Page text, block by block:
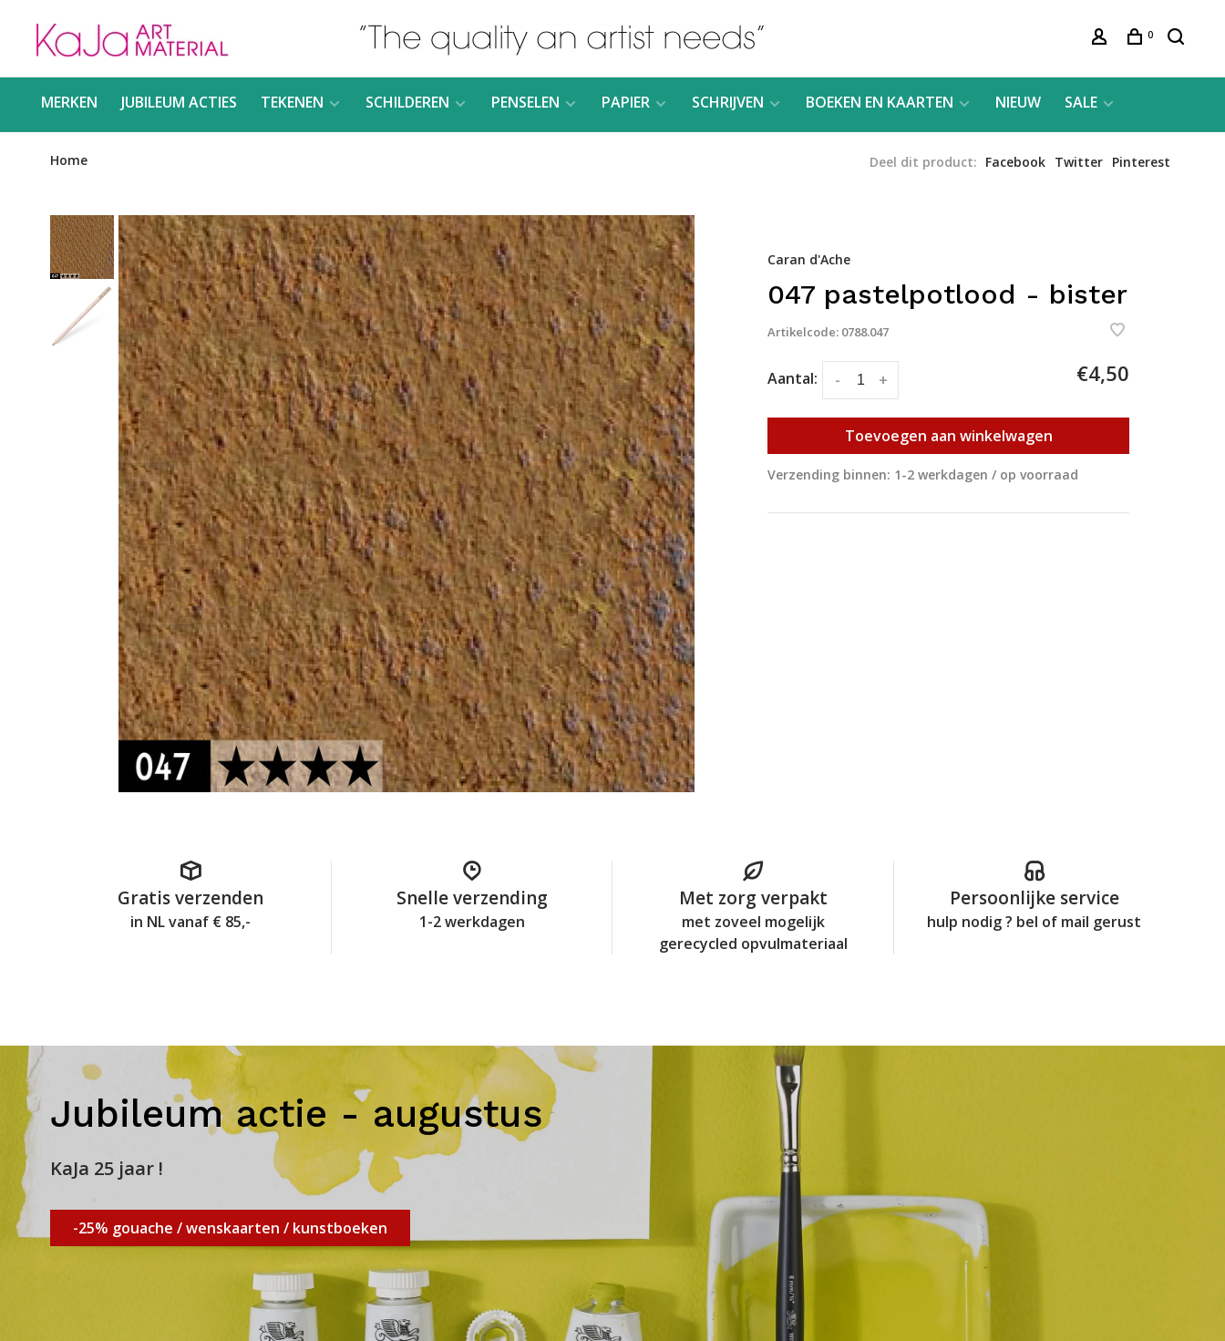
0
MERKEN JUBILEUM ACTIES TEKENEN SCHILDEREN PENSELEN PAPIER SCHRIJVEN BOEKEN EN KAARTEN NIEUW SALE
Home Deel dit product: Facebook Twitter Pinterest
Caran d'Ache
047 pastelpotlood - bister
Artikelcode: 0788.047
Aantal: +
- €4,50
Toevoegen aan winkelwagen
Verzending binnen: 1-2 werkdagen / op voorraad
Gratis verzenden
in NL vanaf € 85,-
Snelle verzending
1-2 werkdagen
Met zorg verpakt
met zoveel mogelijk
gerecycled opvulmateriaal
Persoonlijke service
hulp nodig ? bel of mail gerust
Jubileum actie - augustus
KaJa 25 jaar !
-25% gouache / wenskaarten / kunstboeken